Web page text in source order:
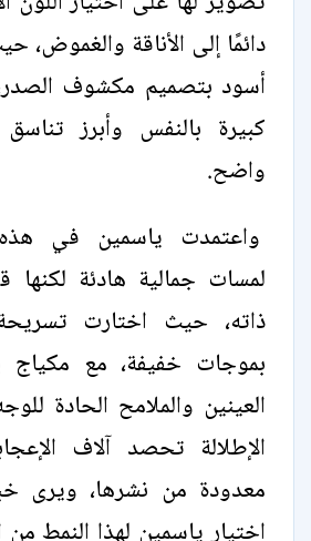
دائمًا إلى الأناقة والغموض،
أسود بتصميم مكشوف
كبيرة بالنفس وأبرز
واضح.
واعتمدت ياسمين في هذه
لمسات جمالية هادئة
ذاته، حيث اختارت
بموجات خفيفة، مع مكياج
العينين والملامح الحادة
الإطلالة تحصد آلاف
معدودة من نشرها، ويرى